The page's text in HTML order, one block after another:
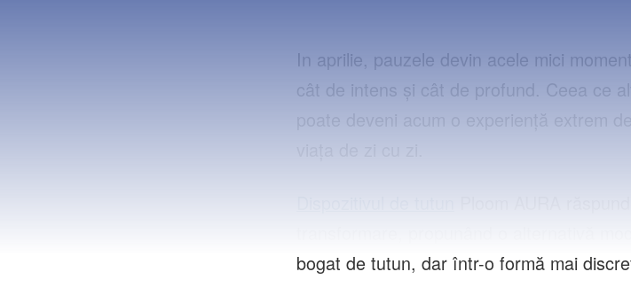
In aprilie, pauzele devin acele mici
cât de intens și cât de profund. Ceea ce
poate deveni acum o experiență extrem
bogat de tutun, dar într-o formă mai